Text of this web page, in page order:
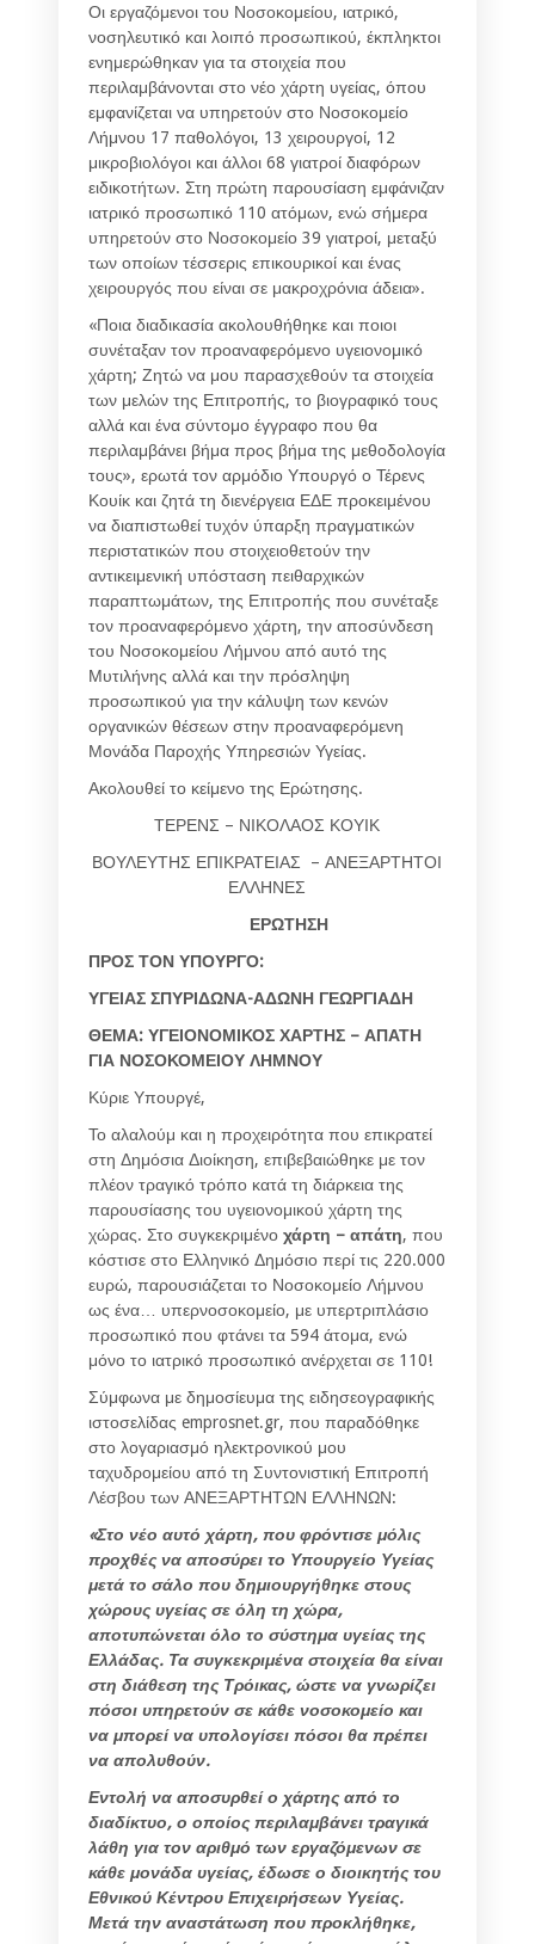
Οι εργαζόμενοι του Νοσοκομείου, ιατρικό,
νοσηλευτικό και λοιπό προσωπικού, έκπληκτοι
ενημερώθηκαν για τα στοιχεία που
περιλαμβάνονται στο νέο χάρτη υγείας, όπου
εμφανίζεται να υπηρετούν στο Νοσοκομείο
Λήμνου 17 παθολόγοι, 13 χειρουργοί, 12
μικροβιολόγοι και άλλοι 68 γιατροί διαφόρων
ειδικοτήτων. Στη πρώτη παρουσίαση εμφάνιζαν
ιατρικό προσωπικό 110 ατόμων, ενώ σήμερα
υπηρετούν στο Νοσοκομείο 39 γιατροί, μεταξύ
των οποίων τέσσερις επικουρικοί και ένας
χειρουργός που είναι σε μακροχρόνια άδεια».
«Ποια διαδικασία ακολουθήθηκε και ποιοι
συνέταξαν τον προαναφερόμενο υγειονομικό
χάρτη; Ζητώ να μου παρασχεθούν τα στοιχεία
των μελών της Επιτροπής, το βιογραφικό τους
αλλά και ένα σύντομο έγγραφο που θα
περιλαμβάνει βήμα προς βήμα της μεθοδολογία
τους», ερωτά τον αρμόδιο Υπουργό ο Τέρενς
Κουίκ και ζητά τη διενέργεια ΕΔΕ προκειμένου
να διαπιστωθεί τυχόν ύπαρξη πραγματικών
περιστατικών που στοιχειοθετούν την
αντικειμενική υπόσταση πειθαρχικών
παραπτωμάτων, της Επιτροπής που συνέταξε
τον προαναφερόμενο χάρτη, την αποσύνδεση
του Νοσοκομείου Λήμνου από αυτό της
Μυτιλήνης αλλά και την πρόσληψη
προσωπικού για την κάλυψη των κενών
οργανικών θέσεων στην προαναφερόμενη
Μονάδα Παροχής Υπηρεσιών Υγείας.
Ακολουθεί το κείμενο της Ερώτησης.
ΤΕΡΕΝΣ – ΝΙΚΟΛΑΟΣ ΚΟΥΙΚ
ΒΟΥΛΕΥΤΗΣ ΕΠΙΚΡΑΤΕΙΑΣ – ΑΝΕΞΑΡΤΗΤΟΙ
ΕΛΛΗΝΕΣ
ΕΡΩΤΗΣΗ
ΠΡΟΣ ΤΟΝ ΥΠΟΥΡΓΟ:
ΥΓΕΙΑΣ ΣΠΥΡΙΔΩΝΑ-ΑΔΩΝΗ ΓΕΩΡΓΙΑΔΗ
ΘΕΜΑ: ΥΓΕΙΟΝΟΜΙΚΟΣ ΧΑΡΤΗΣ – ΑΠΑΤΗ
ΓΙΑ ΝΟΣΟΚΟΜΕΙΟΥ ΛΗΜΝΟΥ
Κύριε Υπουργέ,
Το αλαλούμ και η προχειρότητα που επικρατεί
στη Δημόσια Διοίκηση, επιβεβαιώθηκε με τον
πλέον τραγικό τρόπο κατά τη διάρκεια της
παρουσίασης του υγειονομικού χάρτη της
χώρας. Στο συγκεκριμένο χάρτη – απάτη, που
κόστισε στο Ελληνικό Δημόσιο περί τις 220.000
ευρώ, παρουσιάζεται το Νοσοκομείο Λήμνου
ως ένα… υπερνοσοκομείο, με υπερτριπλάσιο
προσωπικό που φτάνει τα 594 άτομα, ενώ
μόνο το ιατρικό προσωπικό ανέρχεται σε 110!
Σύμφωνα με δημοσίευμα της ειδησεογραφικής
ιστοσελίδας emprosnet.gr, που παραδόθηκε
στο λογαριασμό ηλεκτρονικού μου
ταχυδρομείου από τη Συντονιστική Επιτροπή
Λέσβου των ΑΝΕΞΑΡΤΗΤΩΝ ΕΛΛΗΝΩΝ:
«Στο νέο αυτό χάρτη, που φρόντισε μόλις
προχθές να αποσύρει το Υπουργείο Υγείας
μετά το σάλο που δημιουργήθηκε στους
χώρους υγείας σε όλη τη χώρα,
αποτυπώνεται όλο το σύστημα υγείας της
Ελλάδας. Τα συγκεκριμένα στοιχεία θα είναι
στη διάθεση της Τρόικας, ώστε να γνωρίζει
πόσοι υπηρετούν σε κάθε νοσοκομείο και
να μπορεί να υπολογίσει πόσοι θα πρέπει
να απολυθούν.
Εντολή να αποσυρθεί ο χάρτης από το
διαδίκτυο, ο οποίος περιλαμβάνει τραγικά
λάθη για τον αριθμό των εργαζόμενων σε
κάθε μονάδα υγείας, έδωσε ο διοικητής του
Εθνικού Κέντρου Επιχειρήσεων Υγείας.
Μετά την αναστάτωση που προκλήθηκε,